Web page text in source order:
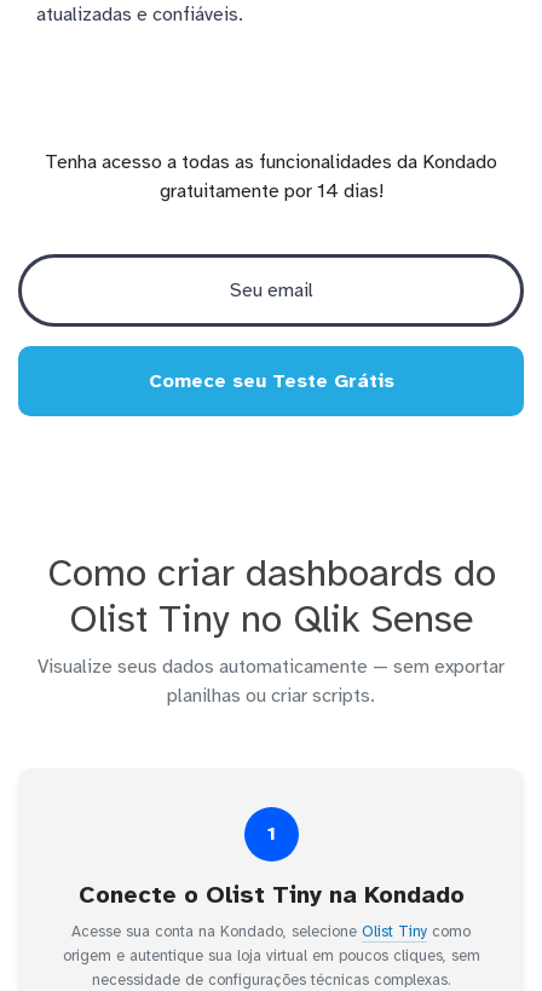
atualizadas e confiáveis.
Tenha acesso a todas as funcionalidades da Kondado
gratuitamente por 14 dias!
Comece seu Teste Grátis
Como criar dashboards do
Olist Tiny no Qlik Sense
Visualize seus dados automaticamente — sem exportar
planilhas ou criar scripts.
1
Conecte o Olist Tiny na Kondado
Acesse sua conta na Kondado, selecione Olist Tiny como
origem e autentique sua loja virtual em poucos cliques, sem
necessidade de configurações técnicas complexas.